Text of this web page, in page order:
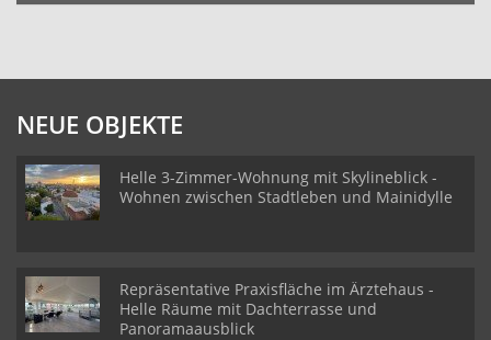
NEUE OBJEKTE
Helle 3-Zimmer-Wohnung mit Skylineblick -
Wohnen zwischen Stadtleben und Mainidylle
Repräsentative Praxisfläche im Ärztehaus -
Helle Räume mit Dachterrasse und
Panoramaausblick